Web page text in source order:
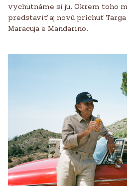
vychutnáme si ju. Okrem toho
predstaviť aj novú príchuť
Maracuja e Mandarino.